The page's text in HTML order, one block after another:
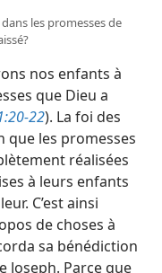
les promesses de
nos enfants à
que Dieu a
22). La foi des
que les promesses
réalisées
à leurs enfants
C’est ainsi
de choses à
sa bénédiction
Joseph. Parce que